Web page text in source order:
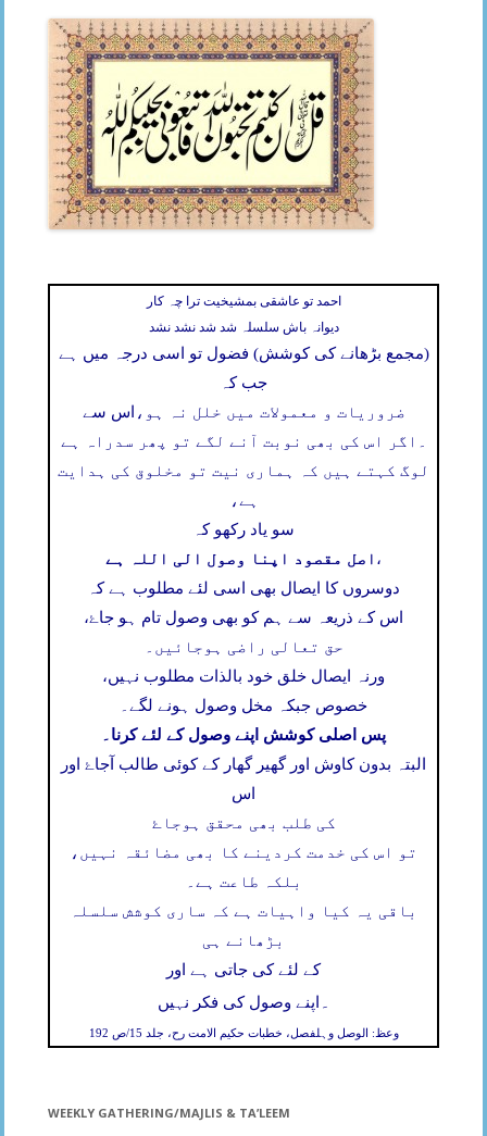
احمد تو عاشقی بمشیخیت ترا چہ کار
دیوانہ باش سلسلہ شد شد نشد نشد
(مجمع بڑھانے کی کوشش) فضول تو اسی درجہ میں ہے
جب کہ
اس سے ضروریات و معمولات میں خلل نہ ہو،
اگر اس کی بھی نوبت آنے لگے تو پھر سدراہ ہے
لوگ کہتے ہیں کہ ہماری نیت تو مخلوق کی ہدایت
ہے،
سو یاد رکھو کہ
اصل مقصود اپنا وصول الی اللہ ہے ،
دوسروں کا ایصال بھی اسی لئے مطلوب ہے کہ
اس کے ذریعہ سے ہم کو بھی وصول تام ہو جاۓ،
حق تعالی راضی ہوجائیں۔
ورنہ ایصال خلق خود بالذات مطلوب نہیں،
خصوص جبکہ مخل وصول ہونے لگے۔
پس اصلی کوشش اپنے وصول کے لئے کرنا۔
البتہ بدون کاوش اور گھیر گھار کے کوئی طالب آجاۓ اور
اس
کی طلب بھی محقق ہوجاۓ
تو اس کی خدمت کردینے کا بھی مضائقہ نہیں،
بلکہ طاعت ہے۔
باقی یہ کیا واہیات ہے کہ ساری کوشش سلسلہ
بڑھانے ہی
کے لئے کی جاتی ہے اور
اپنے وصول کی فکر نہیں ۔
وعظ: الوصل وہلفصل، خطبات حکیم الامت رح، جلد 15/ص 192
WEEKLY GATHERING/MAJLIS & TA’LEEM